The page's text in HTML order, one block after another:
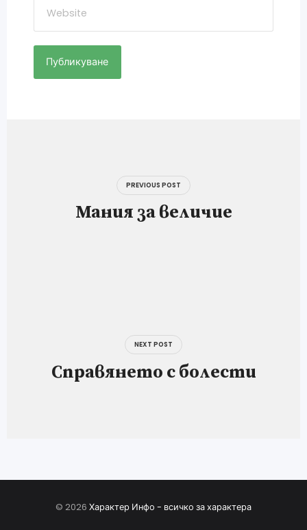
PREVIOUS POST
Мания за величие
NEXT POST
Справянето с болести
© 2026 Характер Инфо - всичко за характера